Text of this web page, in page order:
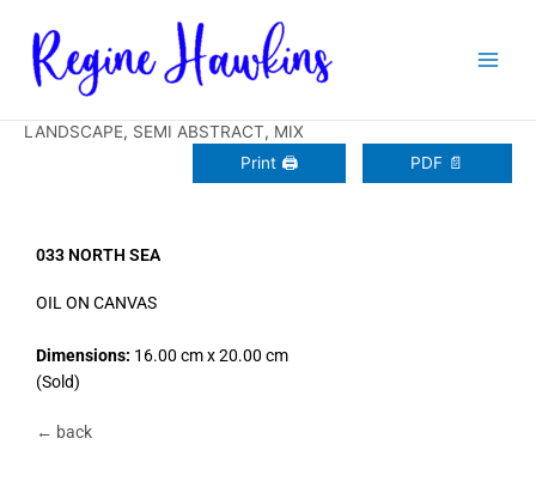
Inhalt
springen
LANDSCAPE, SEMI ABSTRACT, MIX
Print 🖨
PDF 📄
033 NORTH SEA
OIL ON CANVAS
Dimensions: 16.00 cm x 20.00 cm
(Sold)
← back